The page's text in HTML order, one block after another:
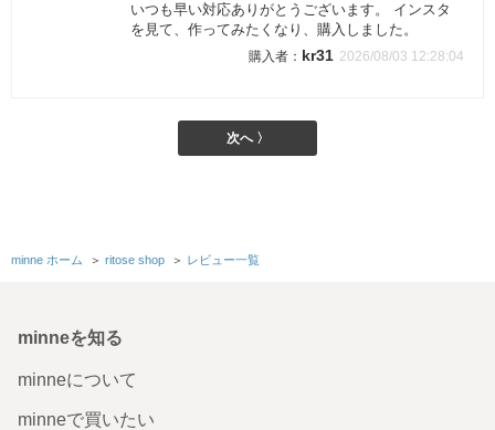
いつも早い対応ありがとうございます。 インスタ
を見て、作ってみたくなり、購入しました。
kr31 2026/08/03 12:28:04
次へ 〉
minne ホーム ＞ ritose shop ＞ レビュー一覧
minneを知る
minneについて
minneで買いたい